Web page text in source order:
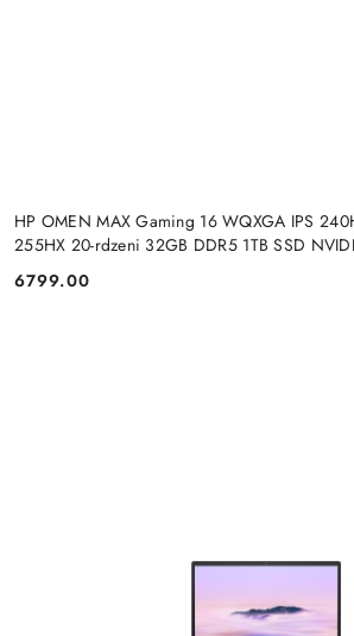
HP OMEN MAX Gaming 16 WQXGA IPS
255HX 20-rdzeni 32GB DDR5 1TB SSD
Cena:
6799.00